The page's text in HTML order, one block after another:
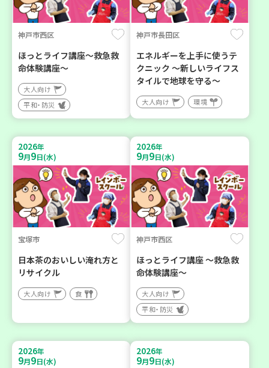
神戸市西区
ほっとライフ講座～救急救
命体験講座～
大人向け
平和・防災
神戸市長田区
エネルギーを上手に使うテ
クニック ～新しいライフス
タイルで地球を守る～
大人向け 環境
2026年
9月9日(水)
宝塚市
日本茶のおいしい淹れ方と
リサイクル
大人向け 食
2026年
9月9日(水)
神戸市西区
ほっとライフ講座 ～救急救
命体験講座～
大人向け
平和・防災
2026年
9月9日(水)
2026年
9月9日(水)